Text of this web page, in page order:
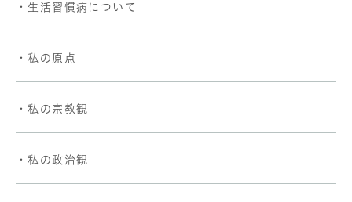
・生活習慣病について
・私の原点
・私の宗教観
・私の政治観